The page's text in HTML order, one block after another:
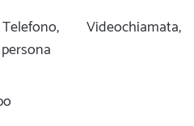
Videochiamata,